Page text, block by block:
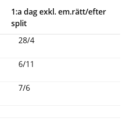
1:a dag exkl. em.rätt/efter
split
28/4
6/11
7/6